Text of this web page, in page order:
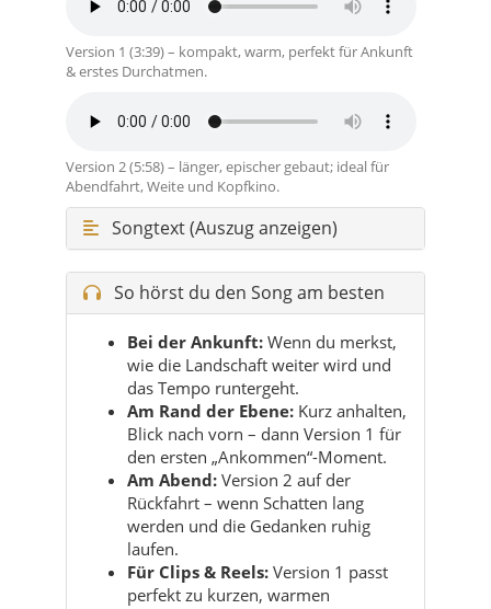
Version 2 (5:58) – länger, epischer gebaut; ideal für
Abendfahrt, Weite und Kopfkino.
Songtext (Auszug anzeigen)
So hörst du den Song am besten
Bei der Ankunft:Wenn du merkst,
wie die Landschaft weiter wird und
das Tempo runtergeht.
Am Rand der Ebene: Kurz anhalten,
Blick nach vorn – dann Version 1 für
den ersten „Ankommen“-Moment.
Am Abend:Version 2 auf der
Rückfahrt – wenn Schatten lang
werden und die Gedanken ruhig
laufen.
Für Clips & Reels:Version 1 passt
perfekt zu kurzen, warmen
Impressionen.
Spiel den Song an, bevor du losgehst
– Kırıkhan fühlt sich dann beim ersten
Blick noch intensiver an.